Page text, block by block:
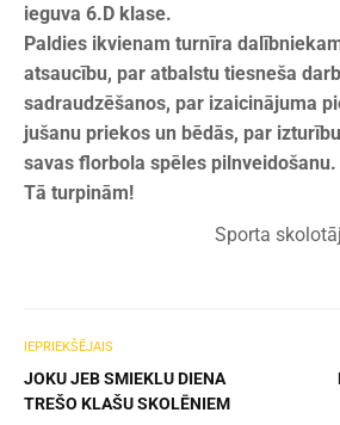
ieguva 6.D klase.
Paldies ikvienam turnīra
atsaucību, par atbalstu tiesneša
sadraudzēšanos, par izaicinājuma
jušanu priekos un bēdās, par
savas florbola spēles pilnveidošanu.
Tā turpinām!
Sporta
IEPRIEKŠĒJAIS
JOKU JEB SMIEKLU DIENA
TREŠO KLAŠU SKOLĒNIEM